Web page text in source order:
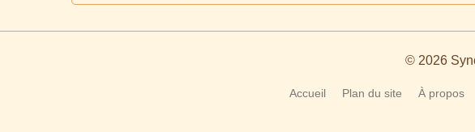
© 2026
Accueil Plan du site À propos